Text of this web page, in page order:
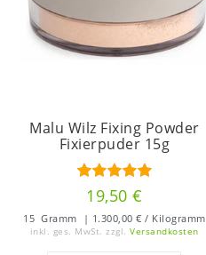
Malu Wilz Fixing Powder
Fixierpuder 15g
19,50 €
15 Gramm | 1.300,00 € / Kilogramm
inkl. ges. MwSt. zzgl.Versandkosten